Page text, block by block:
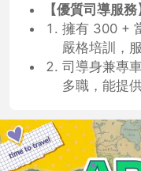
【優質司導服務
擁有 300 +
嚴格培訓，
司導身兼專
多職，能提